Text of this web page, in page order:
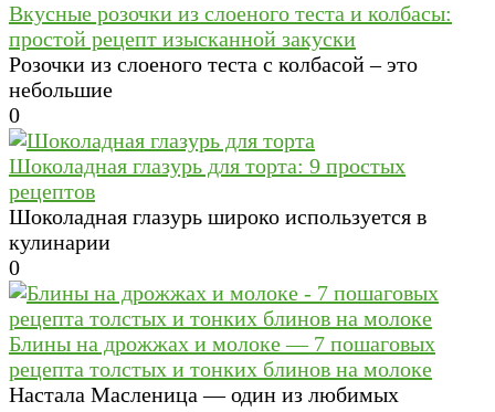
Вкусные розочки из слоеного теста и колбасы:
простой рецепт изысканной закуски
Розочки из слоеного теста с колбасой – это
небольшие
0
Шоколадная глазурь для торта: 9 простых
рецептов
Шоколадная глазурь широко используется в
кулинарии
0
Блины на дрожжах и молоке — 7 пошаговых
рецепта толстых и тонких блинов на молоке
Настала Масленица — один из любимых